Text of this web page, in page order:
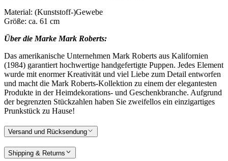
Material: (Kunststoff-)Gewebe
Größe: ca. 61 cm
Über die Marke Mark Roberts:
Das amerikanische Unternehmen Mark Roberts aus Kalifornien
(1984) garantiert hochwertige handgefertigte Puppen. Jedes Element
wurde mit enormer Kreativität und viel Liebe zum Detail entworfen
und macht die Mark Roberts-Kollektion zu einem der elegantesten
Produkte in der Heimdekorations- und Geschenkbranche. Aufgrund
der begrenzten Stückzahlen haben Sie zweifellos ein einzigartiges
Prunkstück zu Hause!
Versand und Rücksendung
Shipping & Returns